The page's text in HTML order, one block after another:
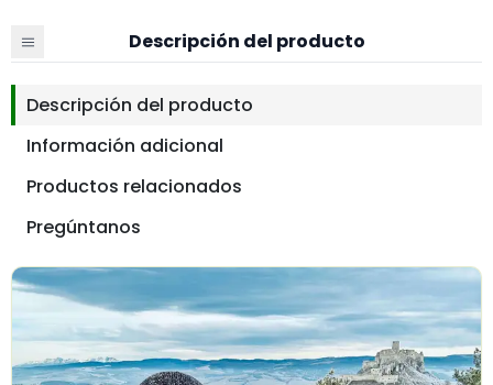
Descripción del producto
Descripción del producto
Información adicional
Productos relacionados
Pregúntanos